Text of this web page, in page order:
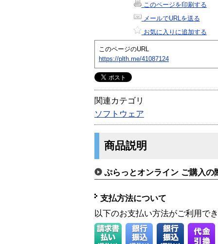
このページを印刷する
メールでURLを送る
お気に入りに追加する
このページのURL
https://plth.me/41087124
関連カテゴリ
ソフトウェア
商品説明
ぷらっとオンライン ご購入の
支払方法について
以下のお支払い方法がご利用で